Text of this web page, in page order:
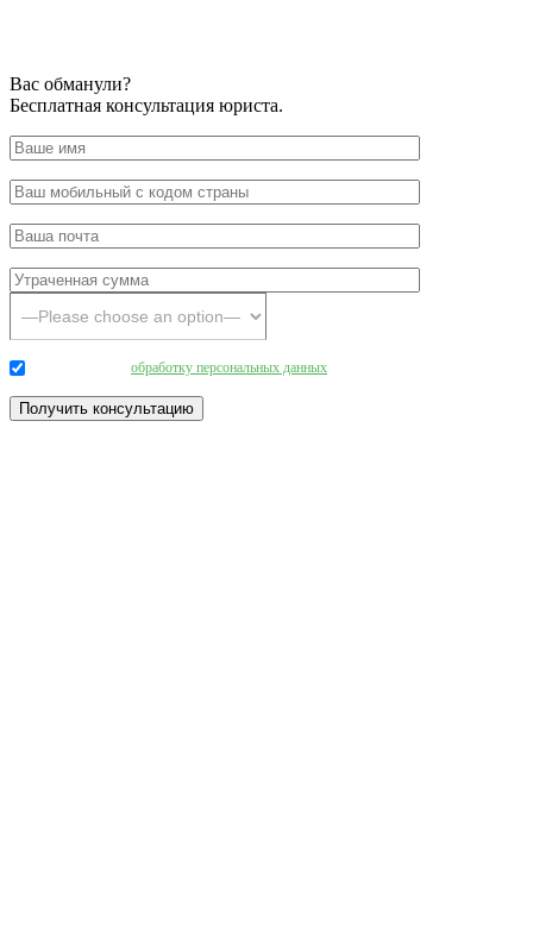
Вас обманули?
Бесплатная консультация юриста.
обработку персональных данных